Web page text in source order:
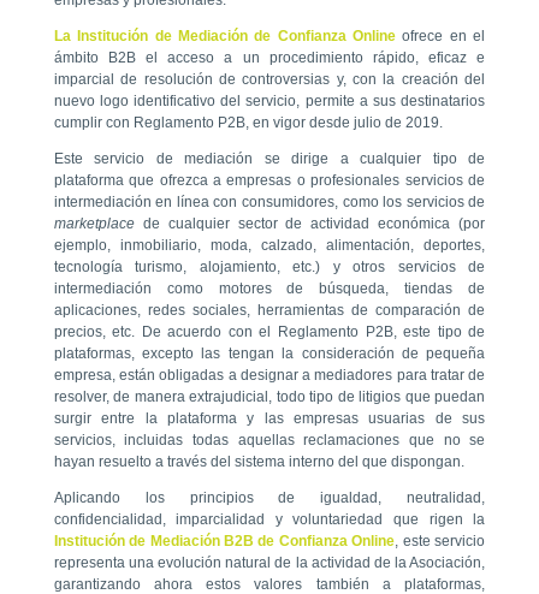
La Institución de Mediación de Confianza Online ofrece en el
ámbito B2B el acceso a un procedimiento rápido, eficaz e
imparcial de resolución de controversias y, con la creación del
nuevo logo identificativo del servicio, permite a sus destinatarios
cumplir con Reglamento P2B, en vigor desde julio de 2019.
Este servicio de mediación se dirige a cualquier tipo de
plataforma que ofrezca a empresas o profesionales servicios de
intermediación en línea con consumidores, como los servicios de
marketplacede cualquier sector de actividad económica (por
ejemplo, inmobiliario, moda, calzado, alimentación, deportes,
tecnología turismo, alojamiento, etc.) y otros servicios de
intermediación como motores de búsqueda, tiendas de
aplicaciones, redes sociales, herramientas de comparación de
precios, etc. De acuerdo con el Reglamento P2B, este tipo de
plataformas, excepto las tengan la consideración de pequeña
empresa, están obligadas a designar a mediadores para tratar de
resolver, de manera extrajudicial, todo tipo de litigios que puedan
surgir entre la plataforma y las empresas usuarias de sus
servicios, incluidas todas aquellas reclamaciones que no se
hayan resuelto a través del sistema interno del que dispongan.
Aplicando los principios de igualdad, neutralidad,
confidencialidad, imparcialidad y voluntariedad que rigen la
Institución de Mediación B2B de Confianza Online , este servicio
representa una evolución natural de la actividad de la Asociación,
garantizando ahora estos valores también a plataformas,